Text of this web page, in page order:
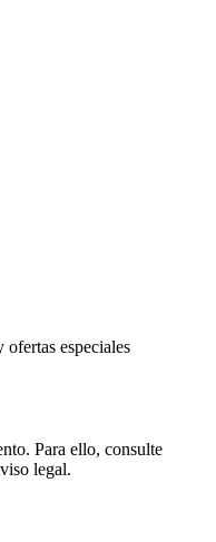
ofertas especiales
Para ello, consulte
legal.